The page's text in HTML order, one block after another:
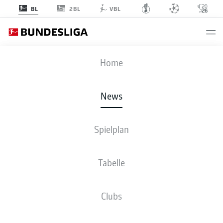
BL 2BL VBL
Home
News
Spielplan
Tabelle
Clubs
- © Revierfoto via www.imago-images.de/imago